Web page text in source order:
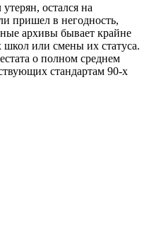
остался на
пришел в негодность,
архивы бывает крайне
или смены их статуса.
о полном среднем
стандартам 90-х